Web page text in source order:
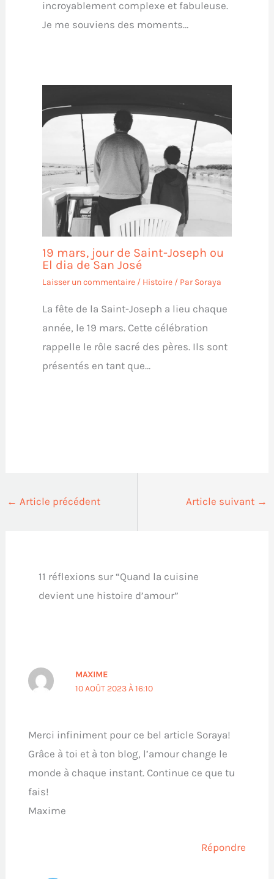
incroyablement complexe et fabuleuse.
Je me souviens des moments…
19 mars, jour de Saint-Joseph ou
El dia de San José
Laisser un commentaire / Histoire/ Par Soraya
La fête de la Saint-Joseph a lieu chaque
année, le 19 mars. Cette célébration
rappelle le rôle sacré des pères. Ils sont
présentés en tant que…
← Article précédent Article suivant →
11 réflexions sur “Quand la cuisine
devient une histoire d’amour”
MAXIME
10 AOÛT 2023 À 16:10
Merci infiniment pour ce bel article Soraya!
Grâce à toi et à ton blog, l’amour change le
monde à chaque instant. Continue ce que tu
fais!
Maxime
Répondre